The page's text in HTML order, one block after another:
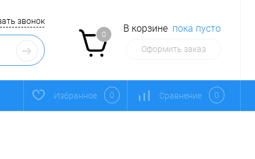
звонок
0
В корзине пока пусто
Оформить заказ
Избранное 0 Сравнение 0